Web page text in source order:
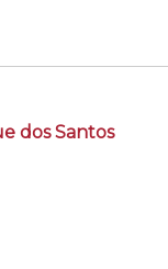
dos Santos